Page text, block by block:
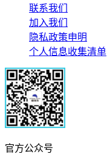
联系我们
加入我们
隐私政策申明
个人信息收集清单
官方公众号